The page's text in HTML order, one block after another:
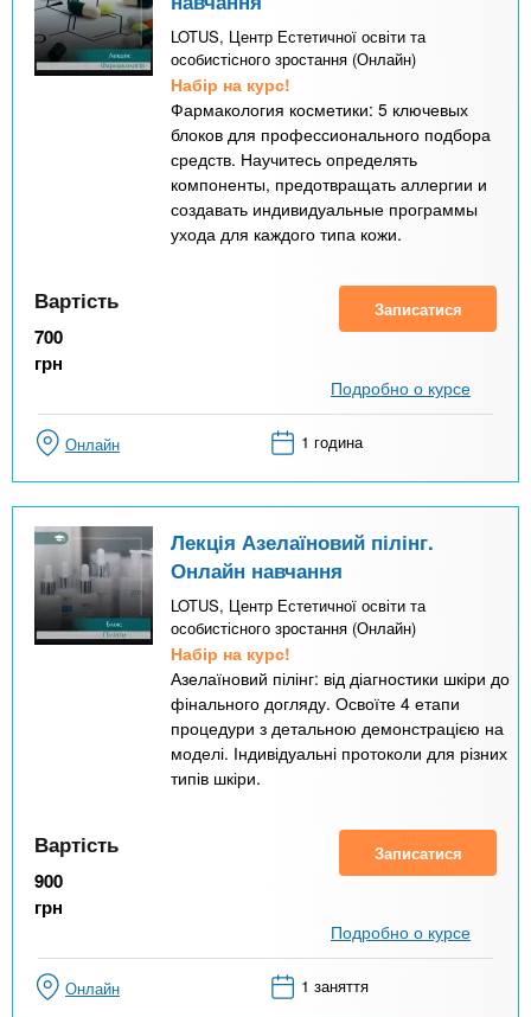
LOTUS, Центр Естетичної освіти та
особистісного зростання (Онлайн)
Набір на курс!
Фармакология косметики: 5 ключевых
блоков для профессионального подбора
средств. Научитесь определять
компоненты, предотвращать аллергии и
создавать индивидуальные программы
ухода для каждого типа кожи.
Вартість
700
грн
Записатися
Подробно о курсе
Онлайн 1 година
Лекція Азелаїновий пілінг.
Онлайн навчання
LOTUS, Центр Естетичної освіти та
особистісного зростання (Онлайн)
Набір на курс!
Азелаїновий пілінг: від діагностики шкіри до
фінального догляду. Освоїте 4 етапи
процедури з детальною демонстрацією на
моделі. Індивідуальні протоколи для різних
типів шкіри.
Вартість
900
грн
Записатися
Подробно о курсе
Онлайн 1 заняття